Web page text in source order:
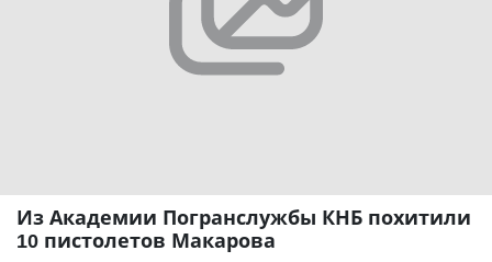
Из Академии Погранслужбы КНБ похитили
10 пистолетов Макарова